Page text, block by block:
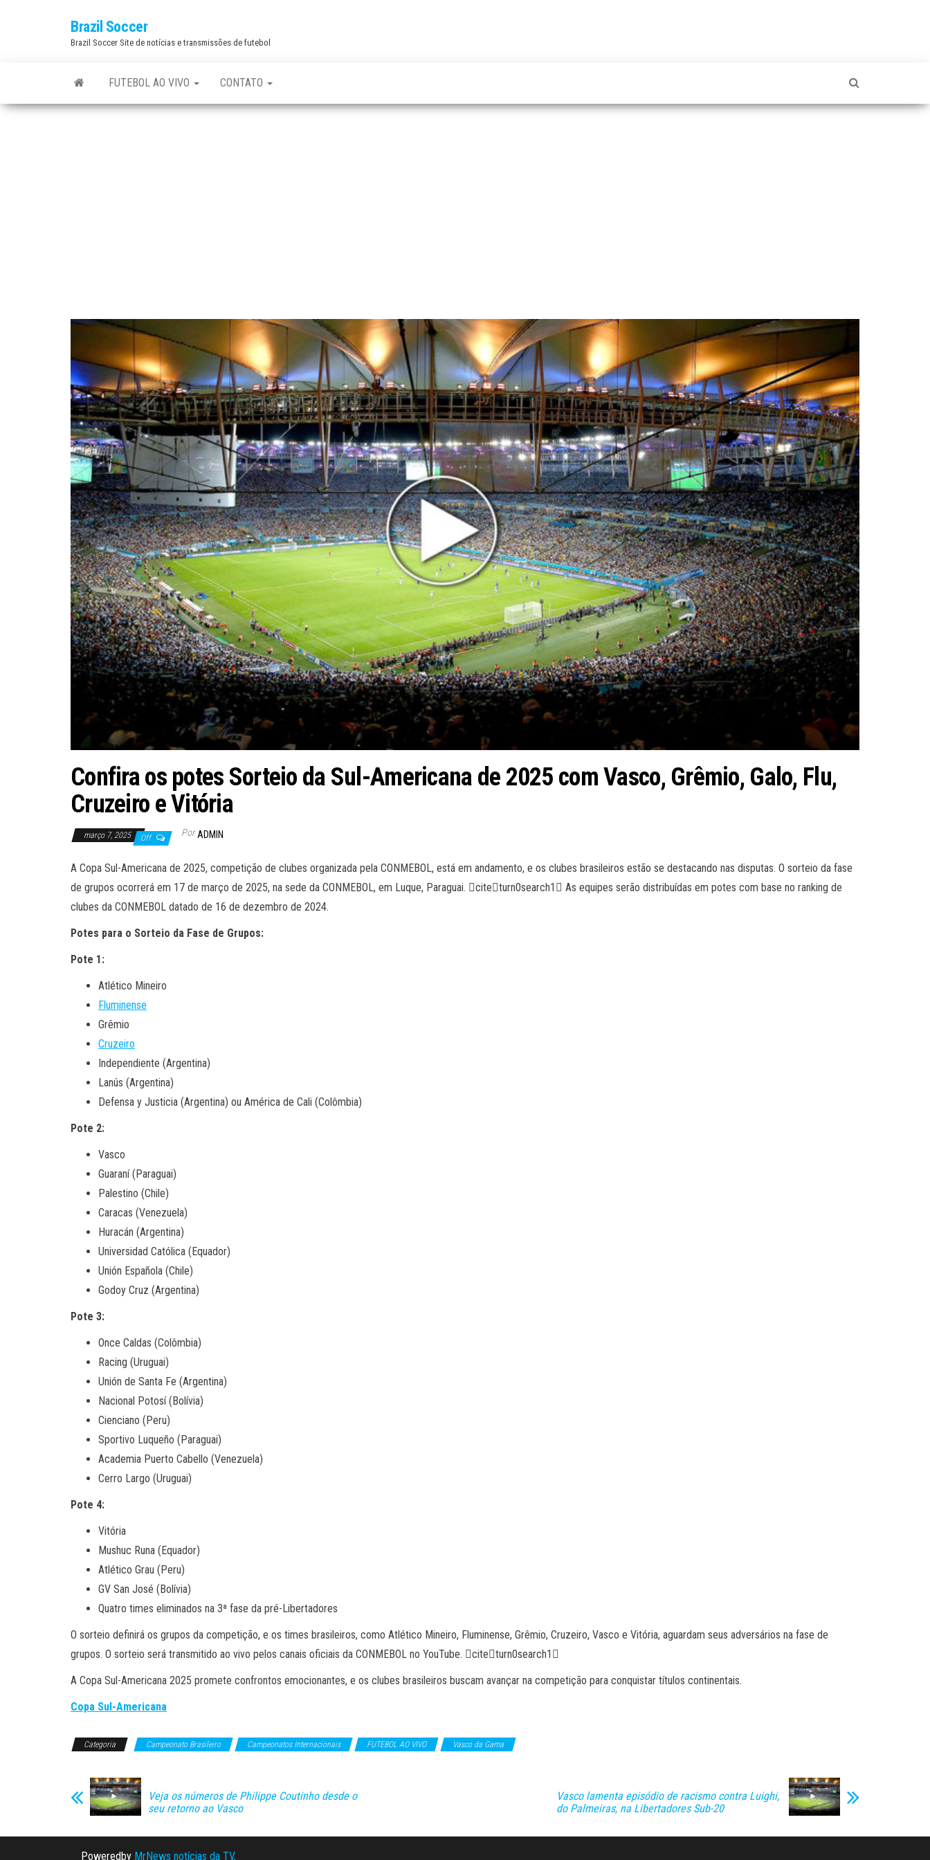
Brazil Soccer
Brazil Soccer Site de notícias e transmissões de futebol
FUTEBOL AO VIVO CONTATO
Confira os potes Sorteio da Sul-Americana de 2025 com Vasco, Grêmio, Galo, Flu,
Cruzeiro e Vitória
março 7, 2025 Off Por ADMIN
A Copa Sul-Americana de 2025, competição de clubes organizada pela CONMEBOL, está em andamento, e os clubes brasileiros estão se destacando nas disputas. O sorteio da fase
de grupos ocorrerá em 17 de março de 2025, na sede da CONMEBOL, em Luque, Paraguai. citeturn0search1 As equipes serão distribuídas em potes com base no ranking de
clubes da CONMEBOL datado de 16 de dezembro de 2024.
Potes para o Sorteio da Fase de Grupos:
Pote 1:
Atlético Mineiro
Fluminense
Grêmio
Cruzeiro
Independiente (Argentina)
Lanús (Argentina)
Defensa y Justicia (Argentina) ou América de Cali (Colômbia)
Pote 2:
Vasco
Guaraní (Paraguai)
Palestino (Chile)
Caracas (Venezuela)
Huracán (Argentina)
Universidad Católica (Equador)
Unión Española (Chile)
Godoy Cruz (Argentina)
Pote 3:
Once Caldas (Colômbia)
Racing (Uruguai)
Unión de Santa Fe (Argentina)
Nacional Potosí (Bolívia)
Cienciano (Peru)
Sportivo Luqueño (Paraguai)
Academia Puerto Cabello (Venezuela)
Cerro Largo (Uruguai)
Pote 4:
Vitória
Mushuc Runa (Equador)
Atlético Grau (Peru)
GV San José (Bolívia)
Quatro times eliminados na 3ª fase da pré-Libertadores
O sorteio definirá os grupos da competição, e os times brasileiros, como Atlético Mineiro, Fluminense, Grêmio, Cruzeiro, Vasco e Vitória, aguardam seus adversários na fase de
grupos. O sorteio será transmitido ao vivo pelos canais oficiais da CONMEBOL no YouTube. citeturn0search1
A Copa Sul-Americana 2025 promete confrontos emocionantes, e os clubes brasileiros buscam avançar na competição para conquistar títulos continentais.
Copa Sul-Americana
Categoria Campeonato Brasileiro Campeonatos Internacionais FUTEBOL AO VIVO Vasco da Gama
Veja os números de Philippe Coutinho desde o
seu retorno ao Vasco
Vasco lamenta episódio de racismo contra Luighi,
do Palmeiras, na Libertadores Sub-20
Poweredby MrNews notícias da TV,